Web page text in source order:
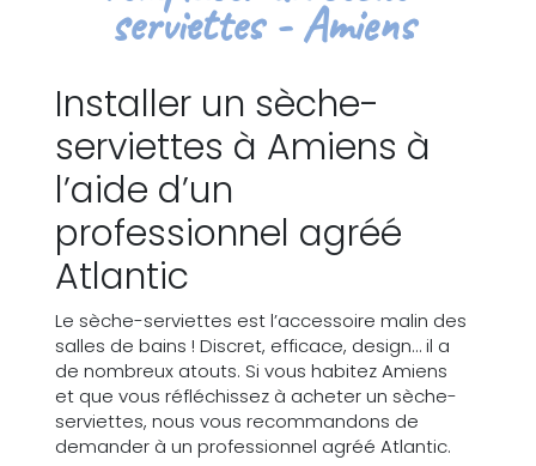
serviettes - Amiens
Installer un sèche-
serviettes à Amiens à
l’aide d’un
professionnel agréé
Atlantic
Le sèche-serviettes est l’accessoire malin des
salles de bains ! Discret, efficace, design… il a
de nombreux atouts. Si vous habitez Amiens
et que vous réfléchissez à acheter un sèche-
serviettes, nous vous recommandons de
demander à un professionnel agréé Atlantic.